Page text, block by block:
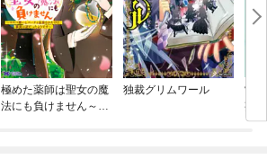
極めた薬師は聖女の魔
法にも負けません～コ
独裁グリムワール
常
妄信